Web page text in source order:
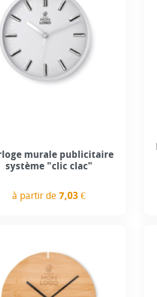
murale publicitaire
système "clic clac"
à partir de7,03 €